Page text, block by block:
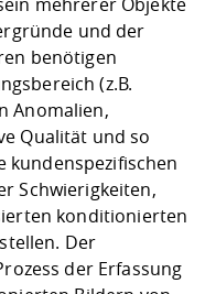
und der
benötigen
(z.B.
Anomalien,
Qualität und so
kundenspezifischen
Schwierigkeiten,
konditionierten
Der
der Erfassung